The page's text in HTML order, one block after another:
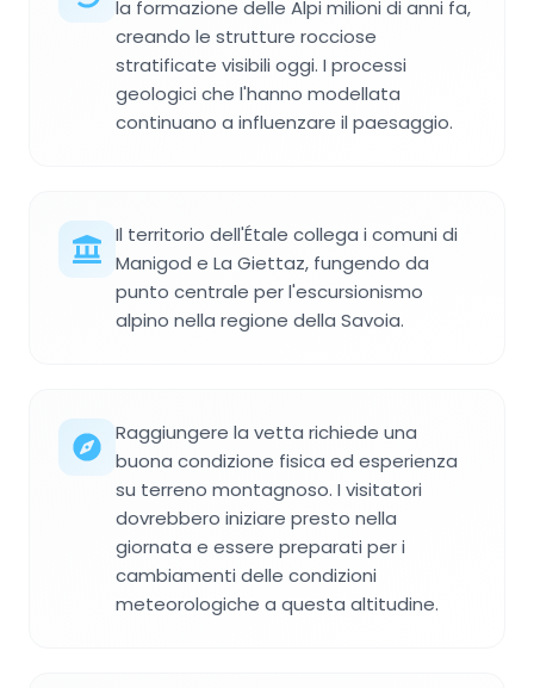
la formazione delle Alpi milioni di anni fa,
creando le strutture rocciose
stratificate visibili oggi. I processi
geologici che l'hanno modellata
continuano a influenzare il paesaggio.
Il territorio dell'Étale collega i comuni di
Manigod e La Giettaz, fungendo da
punto centrale per l'escursionismo
alpino nella regione della Savoia.
Raggiungere la vetta richiede una
buona condizione fisica ed esperienza
su terreno montagnoso. I visitatori
dovrebbero iniziare presto nella
giornata e essere preparati per i
cambiamenti delle condizioni
meteorologiche a questa altitudine.